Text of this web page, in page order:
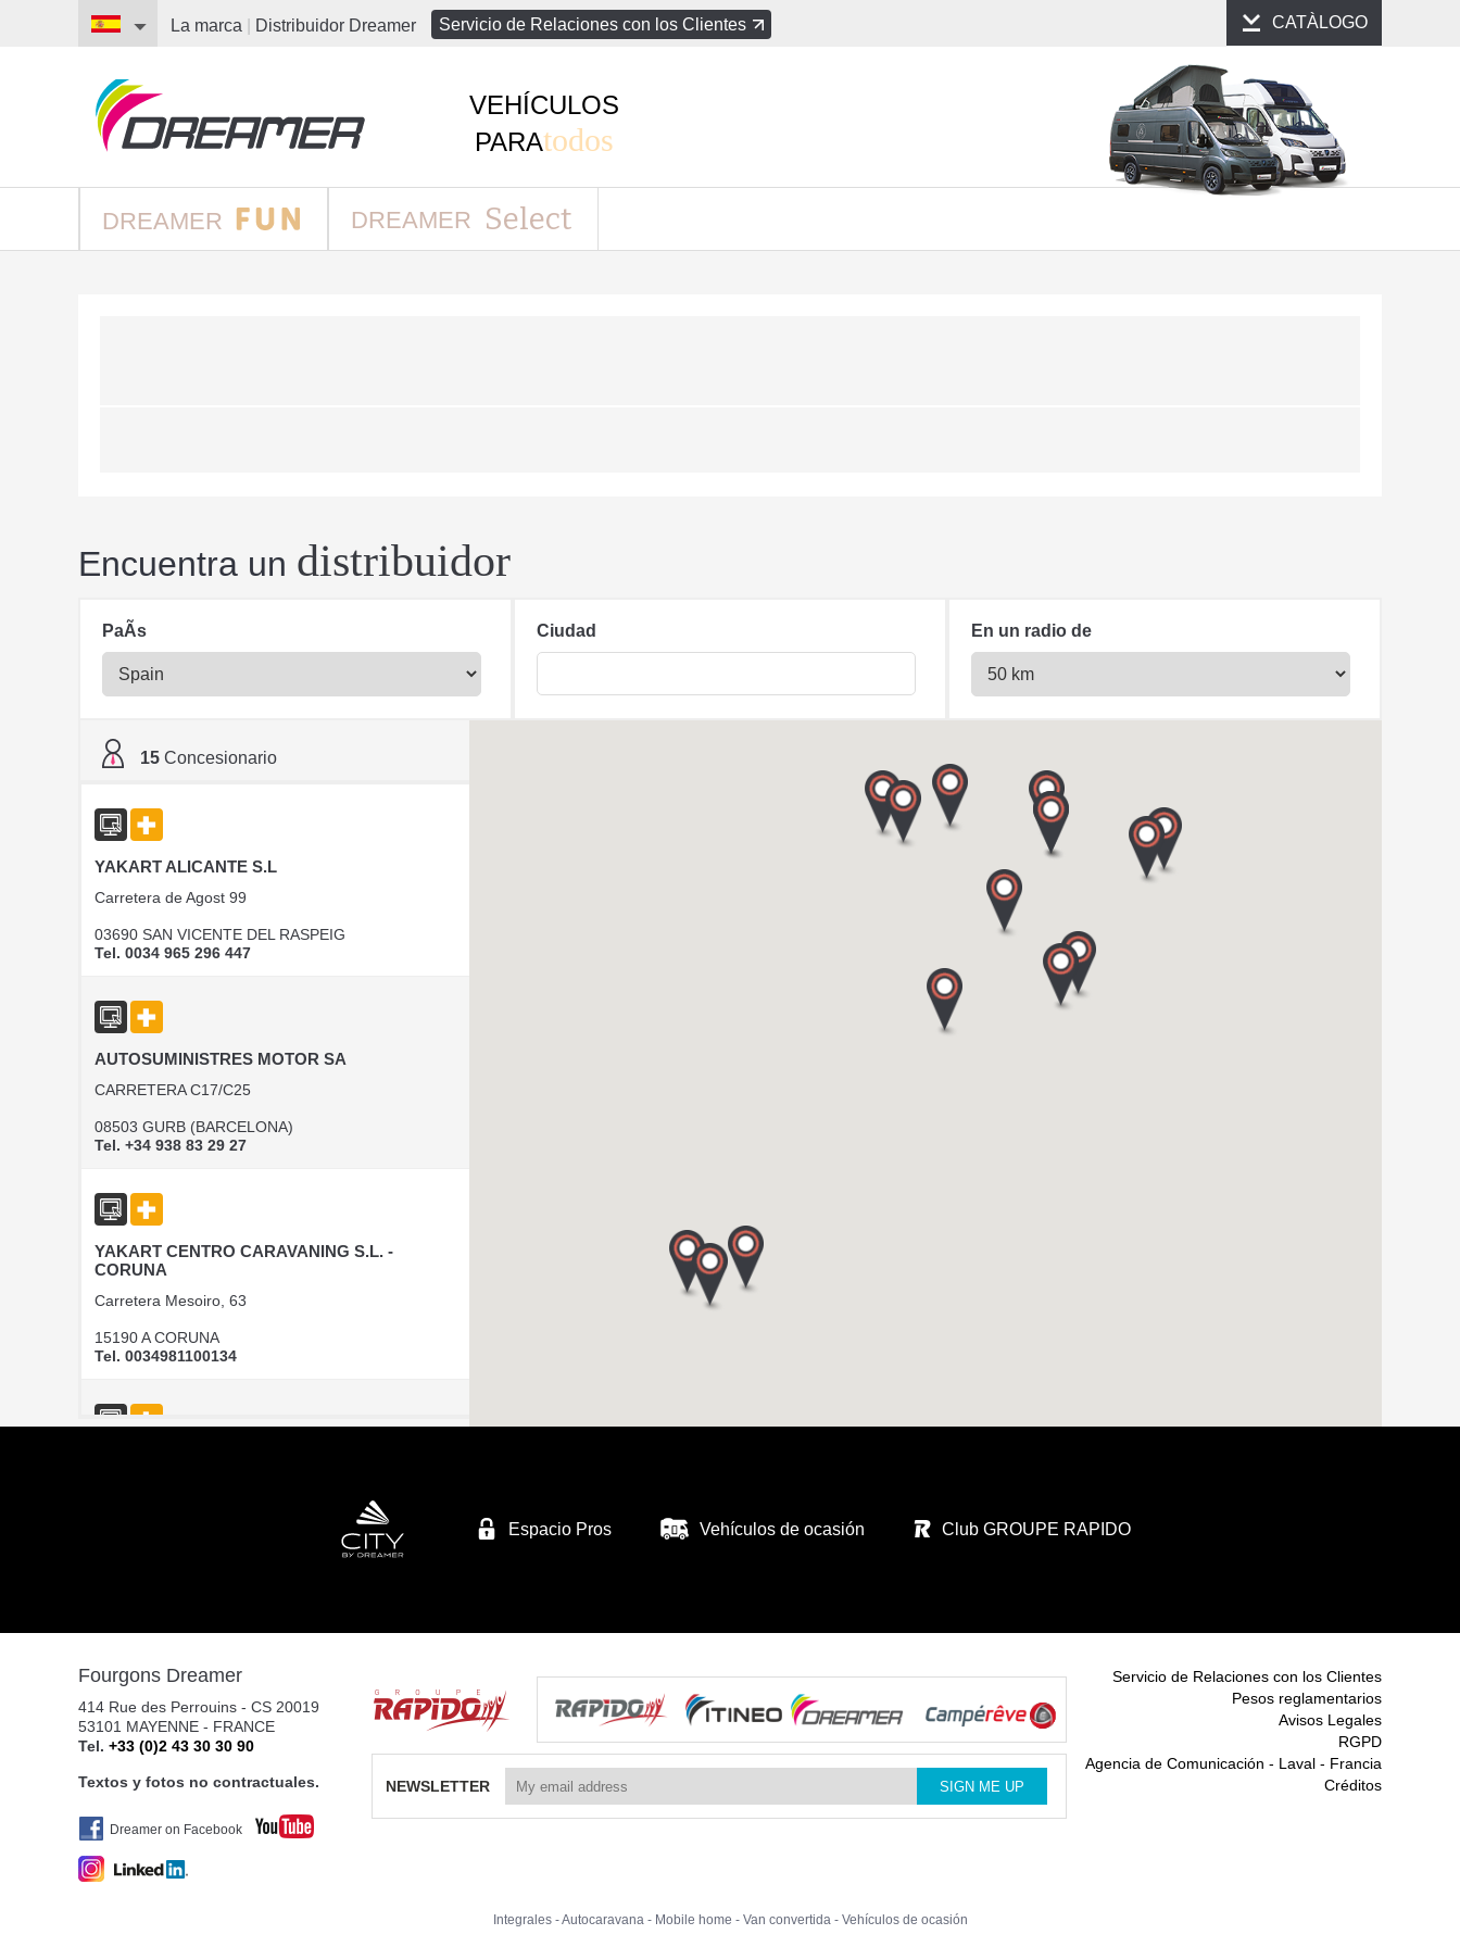
CATÀLOGO
La marca Distribuidor Dreamer Servicio de Relaciones con los Clientes
VEHÍCULOS
PARAtodos
DREAMER DREAMER Select
Encuentra un distribuidor
PaÃ­s Ciudad En un radio de
15 Concesionario
YAKART ALICANTE S.L
Carretera de Agost 99
03690 SAN VICENTE DEL RASPEIG
Tel. 0034 965 296 447
AUTOSUMINISTRES MOTOR SA
CARRETERA C17/C25
08503 GURB (BARCELONA)
Tel. +34 938 83 29 27
YAKART CENTRO CARAVANING S.L. -
CORUNA
Carretera Mesoiro, 63
15190 A CORUNA
Tel. 0034981100134
AVDA LETXUMBORRO N°79, 7
20303 IRUN (GUIPUZCOA)
Tel. 0034 943 634 440
VIAJA SEGURO S.L.
Carretera de Santiago Nacional 540 Km 4.5 27210
Espacio Pros Vehículos de ocasión Club GROUPE RAPIDO
Fourgons Dreamer
414 Rue des Perrouins - CS 20019
53101 MAYENNE - FRANCE
Tel. +33 (0)2 43 30 30 90
Textos y fotos no contractuales.
Dreamer on Facebook
NEWSLETTER
Servicio de Relaciones con los Clientes
Pesos reglamentarios
Avisos Legales
RGPD
Agencia de Comunicación - Laval - Francia
Créditos
Integrales -Autocaravana - Mobile home - Van convertida - Vehículos de ocasión